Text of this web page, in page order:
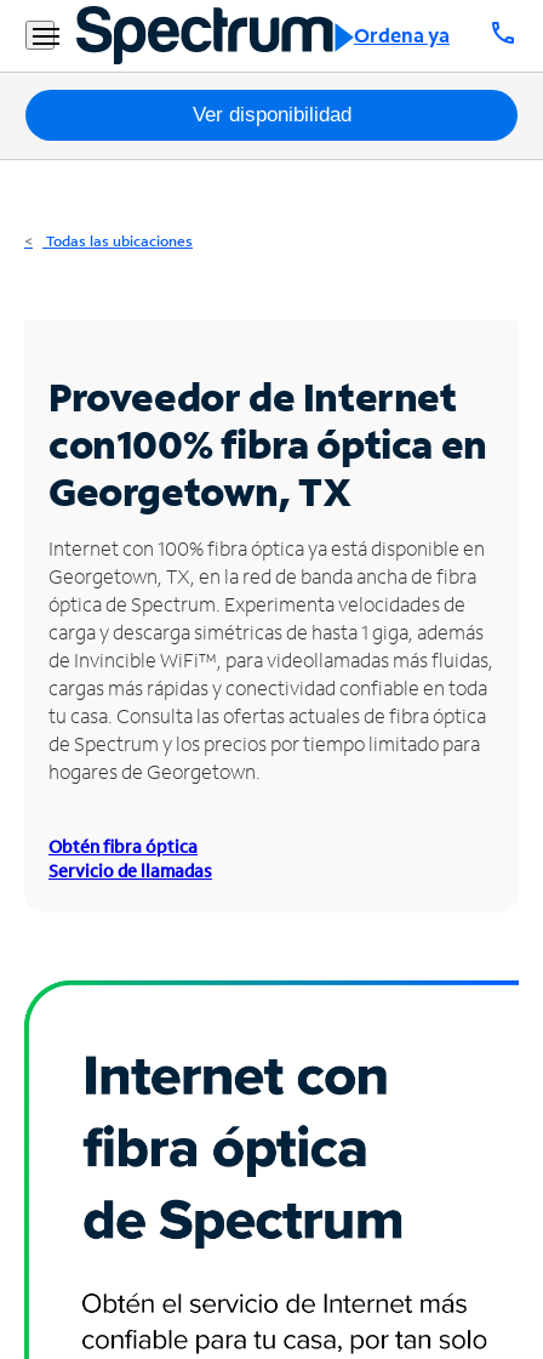
Ordena ya call
Residencial
Business
Paquetes
Internet
Business
Contáctanos
Inglés
Administrar
cuenta
Encuentra
una
tienda
Ver disponibilidad
Todas las ubicaciones
Proveedor de Internet
con100% fibra óptica en
Georgetown, TX
Internet con 100% fibra óptica ya está disponible en
Georgetown, TX, en la red de banda ancha de fibra
óptica de Spectrum. Experimenta velocidades de
carga y descarga simétricas de hasta 1 giga, además
de Invincible WiFi™, para videollamadas más fluidas,
cargas más rápidas y conectividad confiable en toda
tu casa. Consulta las ofertas actuales de fibra óptica
de Spectrum y los precios por tiempo limitado para
hogares de Georgetown.
Obtén fibra óptica
Servicio de llamadas